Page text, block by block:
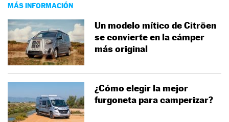
MÁS INFORMACIÓN
Un modelo mítico de Citröen
se convierte en la cámper
más original
¿Cómo elegir la mejor
furgoneta para camperizar?